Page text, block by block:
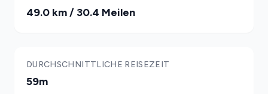
49.0 km / 30.4 Meilen
DURCHSCHNITTLICHE REISEZEIT
59m